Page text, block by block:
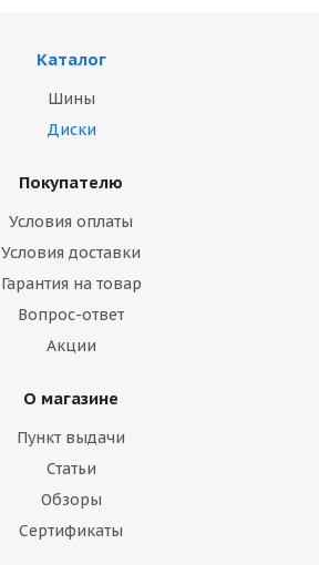
Каталог
Шины
Диски
Покупателю
Условия оплаты
Условия доставки
Гарантия на товар
Вопрос-ответ
Акции
О магазине
Пункт выдачи
Статьи
Обзоры
Сертификаты